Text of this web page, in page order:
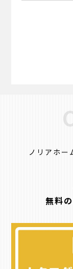
ノリアホー
無料